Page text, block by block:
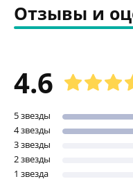
Отзывы и
4.6
5 звезды
4 звезды
3 звезды
2 звезды
1 звезда